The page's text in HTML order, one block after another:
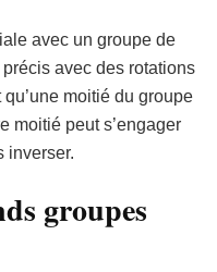
avec un groupe de
avec des rotations
moitié du groupe
moitié peut s’engager
inverser.
groupes